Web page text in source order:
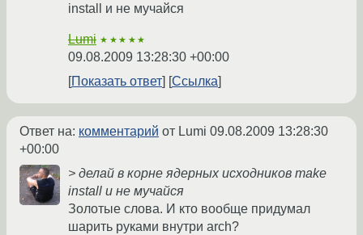
install и не мучайся
Lumi ★★★★★
09.08.2009 13:28:30 +00:00
Показать ответ
Ссылка
Ответ на: комментарий от Lumi 09.08.2009 13:28:30
+00:00
> делай в корне ядерных исходников make
install и не мучайся
Золотые слова. И кто вообще придумал
шарить руками внутри arch?